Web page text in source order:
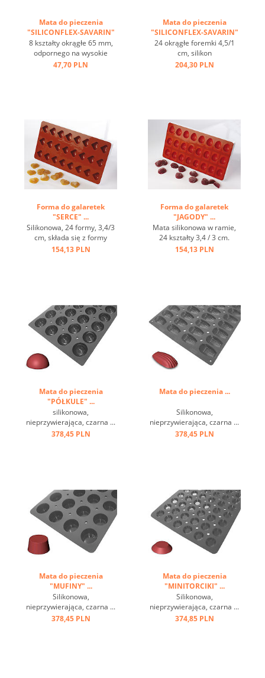
Mata do pieczenia
"SILICONFLEX-SAVARIN"
...
8 kształty okrągłe 65 mm,
odpornego na wysokie
temperatury, zakres
przewodzenie ciepła, efekt
...
47,70 PLN
Mata do pieczenia
"SILICONFLEX-SAVARIN"
...
24 okrągłe foremki 4,5/1
cm, silikon
przeciwprzywierający,
utrzymaniu czystości ...
204,30 PLN
Forma do galaretek
"SERCE" ...
Silikonowa, 24 formy, 3,4/3
cm, składa się z formy
wierzchniej z 24 otworami, i
154,13 PLN
Forma do galaretek
"JAGODY" ...
Mata silikonowa w ramie,
24 kształty 3,4 / 3 cm.
Składa się z elastycznej
lejek, łatwo się rozbija ...
154,13 PLN
Mata do pieczenia
"PÓŁKULE" ...
silikonowa,
nieprzywierająca, czarna ...
378,45 PLN
Mata do pieczenia ...
Silikonowa,
nieprzywierająca, czarna ...
378,45 PLN
Mata do pieczenia
"MUFINY" ...
Silikonowa,
nieprzywierająca, czarna ...
378,45 PLN
Mata do pieczenia
"MINITORCIKI" ...
Silikonowa,
nieprzywierająca, czarna ...
374,85 PLN